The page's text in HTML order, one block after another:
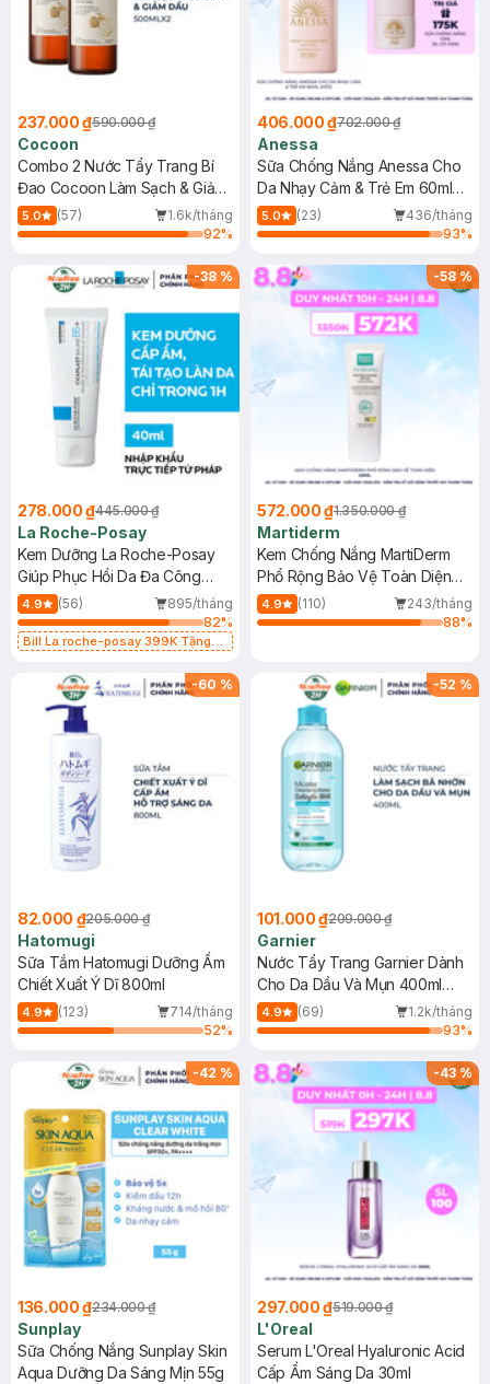
237.000 ₫590.000 ₫
Cocoon
Combo 2 Nước Tẩy Trang Bí
Đao Cocoon Làm Sạch & Giảm
Dầu 500ml
5.0 (57)
1.6k/tháng
92%
406.000 ₫702.000 ₫
Anessa
Sữa Chống Nắng Anessa Cho
Da Nhạy Cảm & Trẻ Em 60ml
(Mới)
5.0 (23)
436/tháng
93%
-38 %
278.000 ₫445.000 ₫
La Roche-Posay
Kem Dưỡng La Roche-Posay
Giúp Phục Hồi Da Đa Công
Dụng 40ml
4.9 (56)
895/tháng
82%
Bill La roche-posay 399K Tặng
(SL có hạn)
-58%
572.000 ₫1.350.000 ₫
Martiderm
Kem Chống Nắng MartiDerm
Phổ Rộng Bảo Vệ Toàn Diện
40ml
4.9 (110)
243/tháng
88%
-60 %
82.000 ₫205.000 ₫
Hatomugi
Sữa Tắm Hatomugi Dưỡng Ẩm
Chiết Xuất Ý Dĩ 800ml
4.9 (123)
714/tháng
52%
-52 %
101.000 ₫209.000 ₫
Garnier
Nước Tẩy Trang Garnier Dành
Cho Da Dầu Và Mụn 400ml
(Mới)
4.9 (69)
1.2k/tháng
93%
-42 %
136.000 ₫234.000 ₫
Sunplay
Sữa Chống Nắng Sunplay Skin
Aqua Dưỡng Da Sáng Mịn 55g
-43%
297.000 ₫519.000 ₫
L'Oreal
Serum L'Oreal Hyaluronic Acid
Cấp Ẩm Sáng Da 30ml